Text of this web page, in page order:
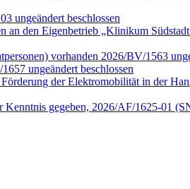
ungeändert beschlossen
den Eigenbetrieb „Klinikum
vorhanden 2026/BV/1563
ungeändert beschlossen
der Elektromobilität in der
gegeben, 2026/AF/1625-01